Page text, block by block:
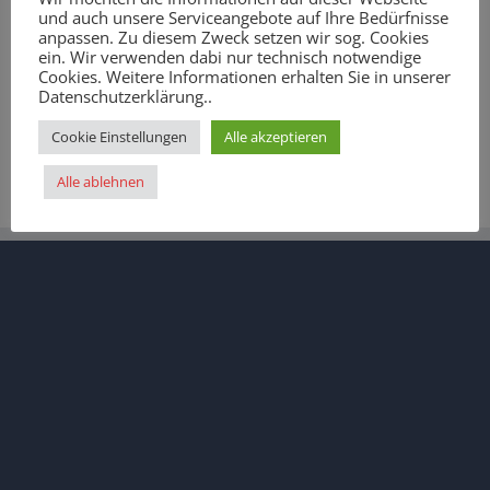
6. Juli 2012 | Allgemein
und auch unsere Serviceangebote auf Ihre Bedürfnisse
anpassen. Zu diesem Zweck setzen wir sog. Cookies
ein. Wir verwenden dabi nur technisch notwendige
Cookies. Weitere Informationen erhalten Sie in unserer
Datenschutzerklärung..
Cookie Einstellungen Alle akzeptieren
Alle ablehnen